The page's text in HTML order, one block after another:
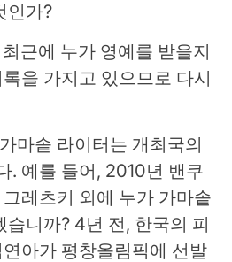
인가?
근에 누가 영예를 받을지
을 가지고 있으므로 다시
마솥 라이터는 개최국의
. 예를 들어, 2010년 밴쿠
레츠키 외에 누가 가마솥
습니까? 4년 전, 한국의 피
아가 평창올림픽에 선발